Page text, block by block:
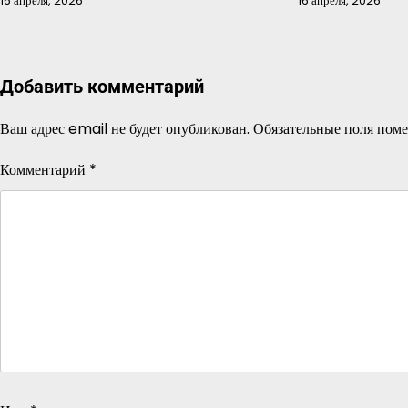
Добавить комментарий
Ваш адрес email не будет опубликован. Обязательные поля
Комментарий *